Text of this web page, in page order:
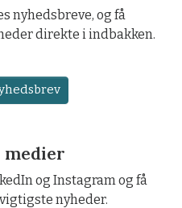
nyhedsbreve, og få
direkte i indbakken.
medier
og Instagram og få
nyheder.